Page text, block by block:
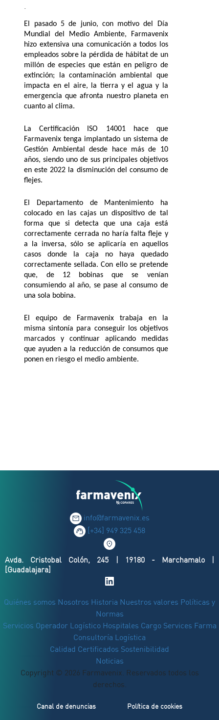
.
El pasado 5 de junio, con motivo del Día
Mundial del Medio Ambiente, Farmavenix
hizo extensiva una comunicación a todos los
empleados sobre la pérdida de hábitat de un
millón de especies que están en peligro de
extinción; la contaminación ambiental que
impacta en el aire, la tierra y el agua y la
emergencia que afronta nuestro planeta en
cuanto al clima.
La Certificación ISO 14001 hace que
Farmavenix tenga implantado un sistema de
Gestión Ambiental desde hace más de 10
años, siendo uno de sus principales objetivos
en este 2022 la disminución del consumo de
flejes.
El Departamento de Mantenimiento ha
colocado en las cajas un dispositivo de tal
forma que si detecta que una caja está
correctamente cerrada no haría falta fleje y
a la inversa, sólo se aplicaría en aquellos
casos donde la caja no haya quedado
correctamente sellada. Con ello se pretende
que, de 12 bobinas que se venían
consumiendo al año, se pase al consumo de
una sola bobina.
El equipo de Farmavenix trabaja en la
misma sintonía para conseguir los objetivos
marcados y continuar aplicando medidas
que ayuden a la reducción de consumos que
ponen en riesgo el medio ambiente.
info@farmavenix.es
[+34] 949 325 458
Avda. Cristobal Colón, 245 | 19180 - Marchamalo |
[Guadalajara]
Quiénes somos Nosotros Historia Nuestros valores Políticas y
Normas
Servicios Operador Logístico Hospitales Cargo Services Farma
Consultoría Logística
Calidad Certificados Sostenibilidad
Noticias
Copyright © 2026 Farmavenix. Reservados todos los
derechos.
Canal de denuncias Política de cookies